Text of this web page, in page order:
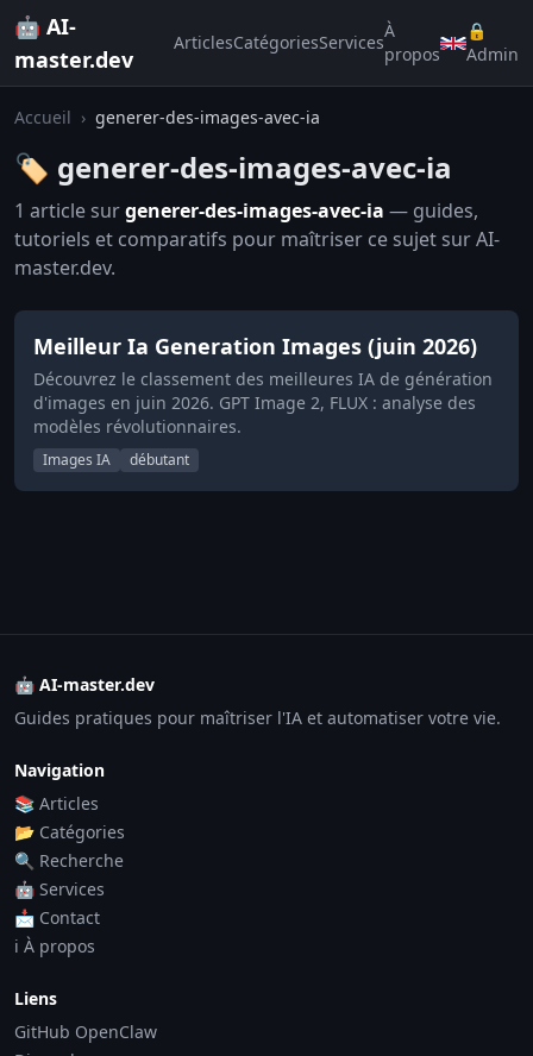
🤖 AI-
master.dev
ArticlesCatégoriesServices
À
propos
🔒
Admin
Accueil › generer-des-images-avec-ia
🏷️ generer-des-images-avec-ia
1 article surgenerer-des-images-avec-ia — guides,
tutoriels et comparatifs pour maîtriser ce sujet sur AI-
master.dev.
Meilleur Ia Generation Images (juin 2026)
Découvrez le classement des meilleures IA de génération
d'images en juin 2026. GPT Image 2, FLUX : analyse des
modèles révolutionnaires.
Images IA débutant
🤖 AI-master.dev
Guides pratiques pour maîtriser l'IA et automatiser votre vie.
Navigation
📚 Articles
📂 Catégories
🔍 Recherche
🤖 Services
📩 Contact
ℹ️ À propos
Liens
GitHub OpenClaw